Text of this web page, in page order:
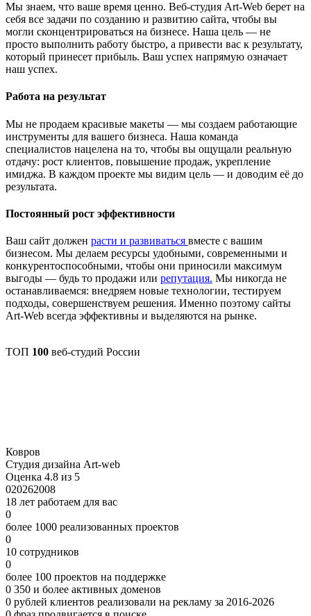
Мы знаем, что ваше время ценно. Веб-студия Art-Web берет на
себя все задачи по созданию и развитию сайта, чтобы вы
могли сконцентрироваться на бизнесе. Наша цель — не
просто выполнить работу быстро, а привести вас к результату,
который принесет прибыль. Ваш успех напрямую означает
наш успех.
Работа на результат
Мы не продаем красивые макеты — мы создаем работающие
инструменты для вашего бизнеса. Наша команда
специалистов нацелена на то, чтобы вы ощущали реальную
отдачу: рост клиентов, повышение продаж, укрепление
имиджа. В каждом проекте мы видим цель — и доводим её до
результата.
Постоянный рост эффективности
Ваш сайт должен расти и развиваться вместе с вашим
бизнесом. Мы делаем ресурсы удобными, современными и
конкурентоспособными, чтобы они приносили максимум
выгоды — будь то продажи или репутация. Мы никогда не
останавливаемся: внедряем новые технологии, тестируем
подходы, совершенствуем решения. Именно поэтому сайты
Art-Web всегда эффективны и выделяются на рынке.
ТОП 100 веб-студий России
Ковров
Студия дизайна Art-web
Оценка 4.8 из 5
020262008
18 лет работаем для вас
0
более 1000 реализованных проектов
0
10 сотрудников
0
более 100 проектов на поддержке
0 350 и более активных доменов
0 рублей клиентов реализовали на рекламу за 2016-2026